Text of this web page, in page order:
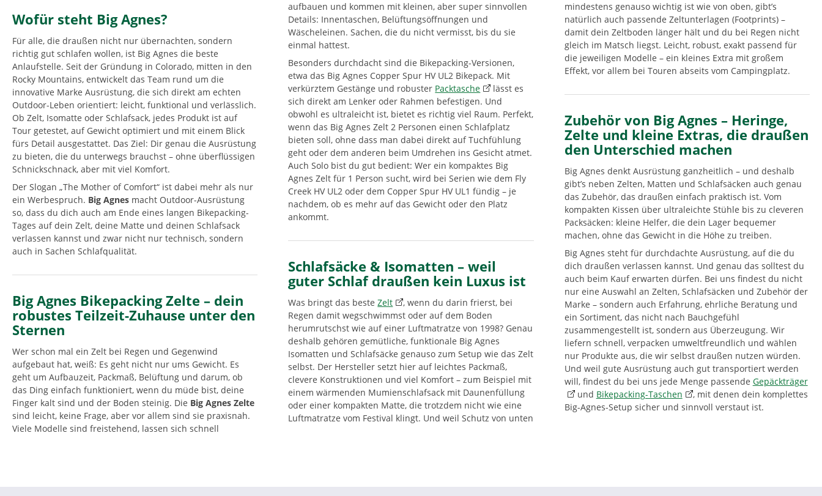
Wofür steht Big Agnes?
Für alle, die draußen nicht nur übernachten, sondern
richtig gut schlafen wollen, ist Big Agnes die beste
Anlaufstelle. Seit der Gründung in Colorado, mitten in den
Rocky Mountains, entwickelt das Team rund um die
innovative Marke Ausrüstung, die sich direkt am echten
Outdoor-Leben orientiert: leicht, funktional und verlässlich.
Ob Zelt, Isomatte oder Schlafsack, jedes Produkt ist auf
Tour getestet, auf Gewicht optimiert und mit einem Blick
fürs Detail ausgestattet. Das Ziel: Dir genau die Ausrüstung
zu bieten, die du unterwegs brauchst – ohne überflüssigen
Schnickschnack, aber mit viel Komfort.
Der Slogan „The Mother of Comfort“ ist dabei mehr als nur
ein Werbespruch. Big Agnes macht Outdoor-Ausrüstung
so, dass du dich auch am Ende eines langen Bikepacking-
Tages auf dein Zelt, deine Matte und deinen Schlafsack
verlassen kannst und zwar nicht nur technisch, sondern
auch in Sachen Schlafqualität.
Big Agnes Bikepacking Zelte – dein
robustes Teilzeit-Zuhause unter den
Sternen
Wer schon mal ein Zelt bei Regen und Gegenwind
aufgebaut hat, weiß: Es geht nicht nur ums Gewicht. Es
geht um Aufbauzeit, Packmaß, Belüftung und darum, ob
das Ding einfach funktioniert, wenn du müde bist, deine
Finger kalt sind und der Boden steinig. Die Big Agnes Zelte
sind leicht, keine Frage, aber vor allem sind sie praxisnah.
Viele Modelle sind freistehend, lassen sich schnell
aufbauen und kommen mit kleinen, aber super sinnvollen
Details: Innentaschen, Belüftungsöffnungen und
Wäscheleinen. Sachen, die du nicht vermisst, bis du sie
einmal hattest.
Besonders durchdacht sind die Bikepacking-Versionen,
etwa das Big Agnes Copper Spur HV UL2 Bikepack. Mit
verkürztem Gestänge und robuster Packtasche
lässt es
sich direkt am Lenker oder Rahmen befestigen. Und
obwohl es ultraleicht ist, bietet es richtig viel Raum. Perfekt,
wenn das Big Agnes Zelt 2 Personen einen Schlafplatz
bieten soll, ohne dass man dabei direkt auf Tuchfühlung
geht oder dem anderen beim Umdrehen ins Gesicht atmet.
Auch Solo bist du gut bedient: Wer ein kompaktes Big
Agnes Zelt für 1 Person sucht, wird bei Serien wie dem Fly
Creek HV UL2 oder dem Copper Spur HV UL1 fündig – je
nachdem, ob es mehr auf das Gewicht oder den Platz
ankommt.
Schlafsäcke & Isomatten – weil
guter Schlaf draußen kein Luxus ist
Was bringt das besteZelt
, wenn du darin frierst, bei
Regen damit wegschwimmst oder auf dem Boden
herumrutschst wie auf einer Luftmatratze von 1998? Genau
deshalb gehören gemütliche, funktionale Big Agnes
Isomatten und Schlafsäcke genauso zum Setup wie das Zelt
selbst. Der Hersteller setzt hier auf leichtes Packmaß,
clevere Konstruktionen und viel Komfort – zum Beispiel mit
einem wärmenden Mumienschlafsack mit Daunenfüllung
oder einer kompakten Matte, die trotzdem nicht wie eine
Luftmatratze vom Festival klingt. Und weil Schutz von unten
mindestens genauso wichtig ist wie von oben, gibt’s
natürlich auch passende Zeltunterlagen (Footprints) –
damit dein Zeltboden länger hält und du bei Regen nicht
gleich im Matsch liegst. Leicht, robust, exakt passend für
die jeweiligen Modelle – ein kleines Extra mit großem
Effekt, vor allem bei Touren abseits vom Campingplatz.
Zubehör von Big Agnes – Heringe,
Zelte und kleine Extras, die draußen
den Unterschied machen
Big Agnes denkt Ausrüstung ganzheitlich – und deshalb
gibt’s neben Zelten, Matten und Schlafsäcken auch genau
das Zubehör, das draußen einfach praktisch ist. Vom
kompakten Kissen über ultraleichte Stühle bis zu cleveren
Packsäcken: kleine Helfer, die dein Lager bequemer
machen, ohne das Gewicht in die Höhe zu treiben.
Big Agnes steht für durchdachte Ausrüstung, auf die du
dich draußen verlassen kannst. Und genau das solltest du
auch beim Kauf erwarten dürfen. Bei uns findest du nicht
nur eine Auswahl an Zelten, Schlafsäcken und Zubehör der
Marke – sondern auch Erfahrung, ehrliche Beratung und
ein Sortiment, das nicht nach Bauchgefühl
zusammengestellt ist, sondern aus Überzeugung. Wir
liefern schnell, verpacken umweltfreundlich und wählen
nur Produkte aus, die wir selbst draußen nutzen würden.
Und weil gute Ausrüstung auch gut transportiert werden
will, findest du bei uns jede Menge passende Gepäckträger
und Bikepacking-Taschen
, mit denen dein komplettes
Big-Agnes-Setup sicher und sinnvoll verstaut ist.